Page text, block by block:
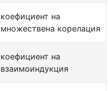
коефициент на
множествена корелация
коефициент на
взаимоиндукция